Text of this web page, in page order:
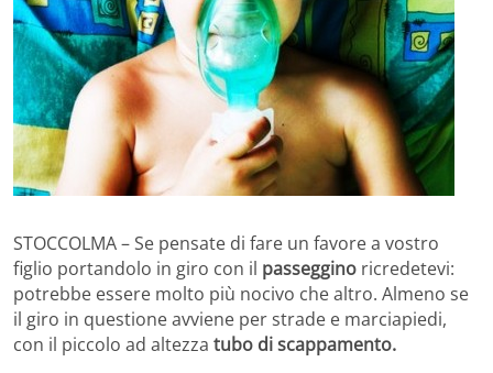
STOCCOLMA – Se pensate di fare un favore a vostro
figlio portandolo in giro con il passeggino ricredetevi:
potrebbe essere molto più nocivo che altro. Almeno se
il giro in questione avviene per strade e marciapiedi,
con il piccolo ad altezza tubo di scappamento.